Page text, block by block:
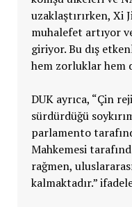
uzaklaştırırken, Xi
muhalefet artıyor
giriyor. Bu dış
hem zorluklar hem
DUK ayrıca, “Çin
sürdürdüğü
parlamento
Mahkemesi
rağmen,
kalmaktadır.”